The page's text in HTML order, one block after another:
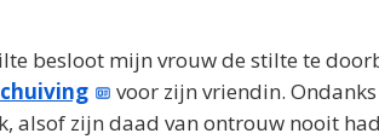
besloot mijn vrouw de stilte te
voor zijn vriendin.
alsof zijn daad van ontrouw nooit